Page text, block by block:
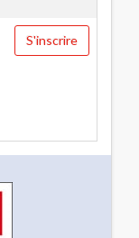
S'inscrire